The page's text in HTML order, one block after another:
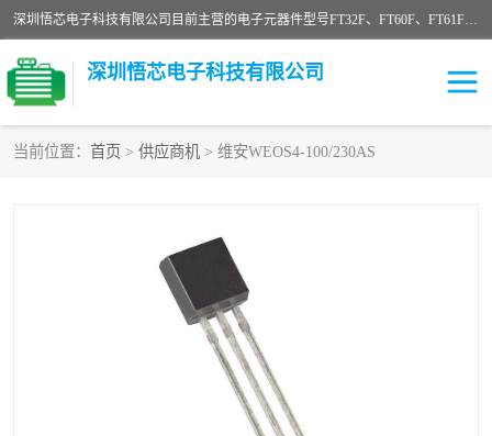
深圳悟芯电子科技有限公司目前主营的电子元器件型号FT32F、FT60F、FT61F、FT62F、FT64F、FT61FC、MCU EEPROM MOS LDO 稳压管 触摸IC DC-DC AC-DC 协议IC等，广泛应用于LED射灯、LED日光灯、等诸多领域。
深圳悟芯电子科技有限公司
当前位置： 首页 > 供应商机 > 维安WEOS4-100/230AS
FT64F